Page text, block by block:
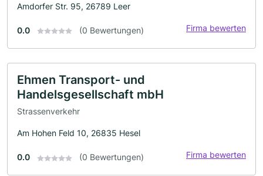
Amdorfer Str. 95, 26789 Leer
0.0 (0 Bewertungen) Firma bewerten
Ehmen Transport- und
Handelsgesellschaft mbH
Strassenverkehr
Am Hohen Feld 10, 26835 Hesel
0.0 (0 Bewertungen) Firma bewerten